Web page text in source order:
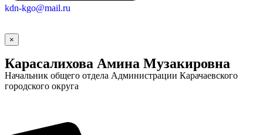
kdn-kgo@mail.ru
×
Карасалихова Амина Музакировна
Начальник общего отдела Администрации Карачаевского
городского округа